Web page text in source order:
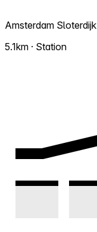
Amsterdam Sloterdijk
5.1km · Station